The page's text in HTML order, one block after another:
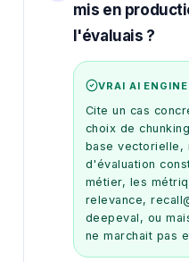
mis en
l'évaluais ?
VRAI AI
Cite un cas
choix de
base vectorielle,
d'évaluation
métier, les
relevance,
deepeval, ou
ne marchait pas